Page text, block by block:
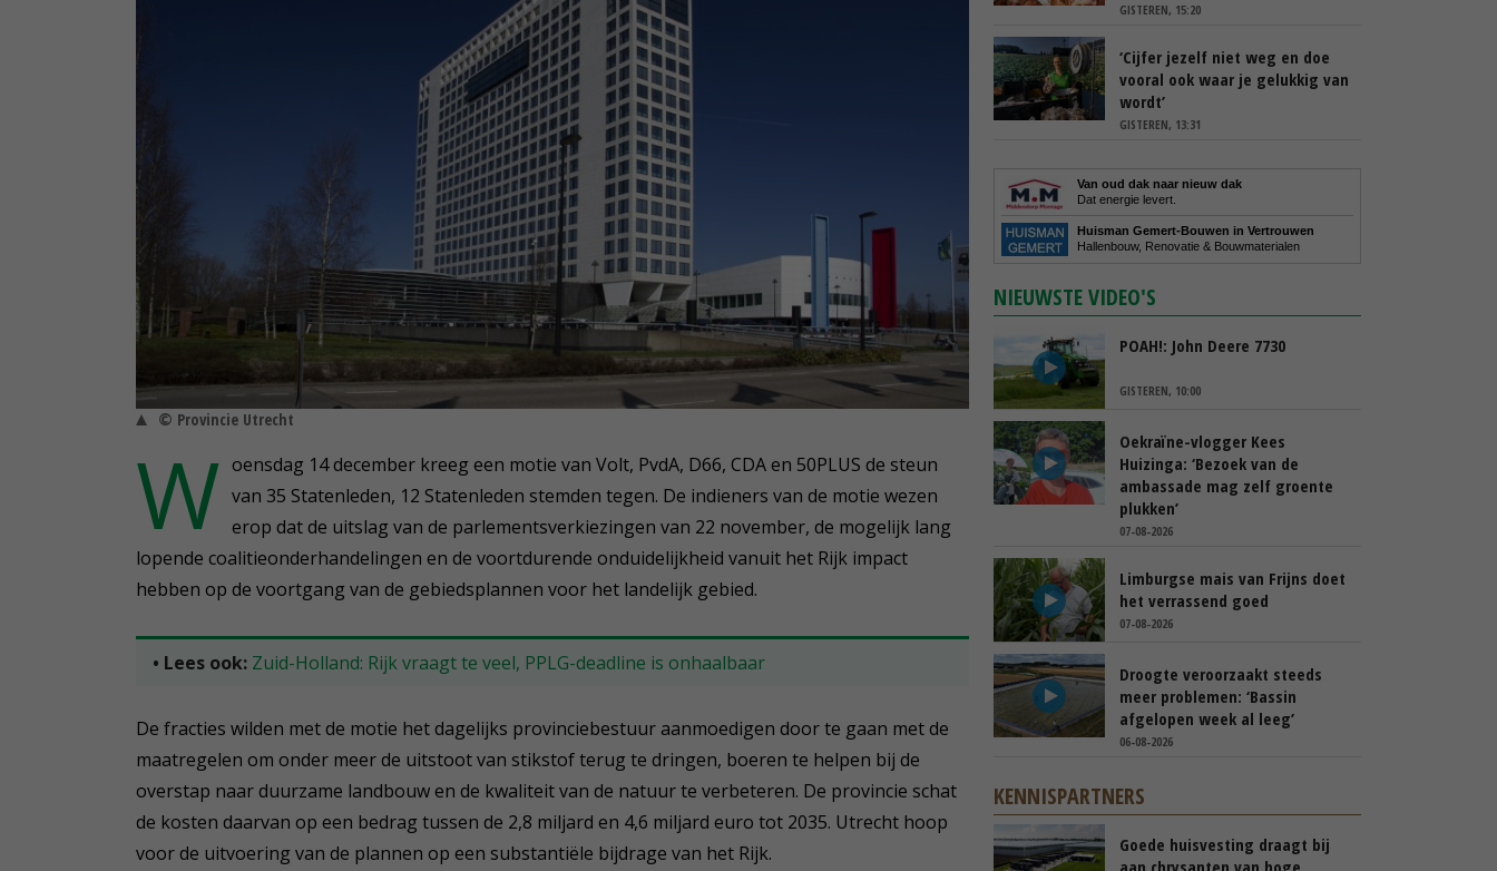
© Provincie Utrecht
W oensdag 14 december kreeg een motie van Volt, PvdA, D66, CDA en 50PLUS de steun
van 35 Statenleden, 12 Statenleden stemden tegen. De indieners van de motie wezen
erop dat de uitslag van de parlementsverkiezingen van 22 november, de mogelijk lang
lopende coalitieonderhandelingen en de voortdurende onduidelijkheid vanuit het Rijk impact
hebben op de voortgang van de gebiedsplannen voor het landelijk gebied.
• Lees ook: Zuid-Holland: Rijk vraagt te veel, PPLG-deadline is onhaalbaar
De fracties wilden met de motie het dagelijks provinciebestuur aanmoedigen door te gaan met de
maatregelen om onder meer de uitstoot van stikstof terug te dringen, boeren te helpen bij de
overstap naar duurzame landbouw en de kwaliteit van de natuur te verbeteren. De provincie schat
de kosten daarvan op een bedrag tussen de 2,8 miljard en 4,6 miljard euro tot 2035. Utrecht hoop
voor de uitvoering van de plannen op een substantiële bijdrage van het Rijk.
GISTEREN, 15:20
‘Cijfer jezelf niet weg en doe
vooral ook waar je gelukkig van
wordt’
GISTEREN, 13:31
Van oud dak naar nieuw dak
Dat energie levert.
Huisman Gemert-Bouwen in Vertrouwen
Hallenbouw, Renovatie & Bouwmaterialen
NIEUWSTE VIDEO'S
POAH!: John Deere 7730
GISTEREN, 10:00
Oekraïne-vlogger Kees
Huizinga: ‘Bezoek van de
ambassade mag zelf groente
plukken’
07-08-2026
Limburgse mais van Frijns doet
het verrassend goed
07-08-2026
Droogte veroorzaakt steeds
meer problemen: ‘Bassin
afgelopen week al leeg’
06-08-2026
KENNISPARTNERS
Goede huisvesting draagt bij
aan chrysanten van hoge